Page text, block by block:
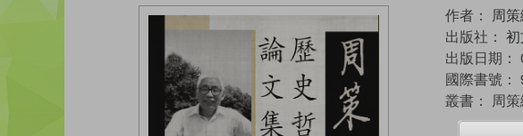
作者： 周策
出版社：
出版日期：
國際書號：
叢書： 周